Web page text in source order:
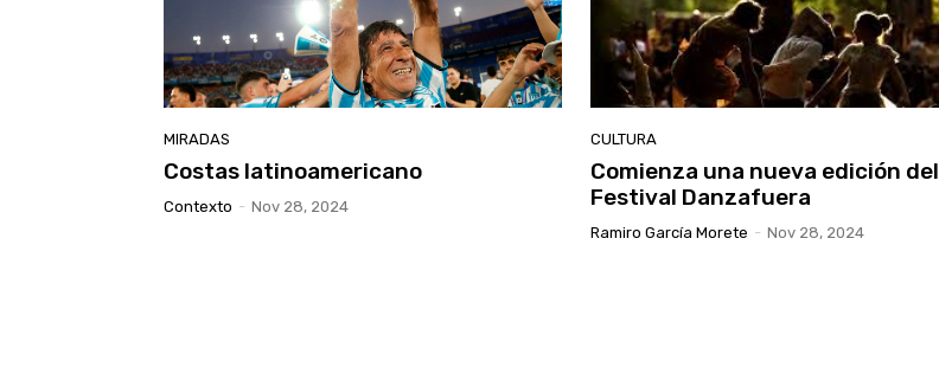
MIRADAS
Costas latinoamericano
Contexto - Nov 28, 2024
CULTURA
Comienza una nueva edición del
Festival Danzafuera
Ramiro García Morete - Nov 28, 2024